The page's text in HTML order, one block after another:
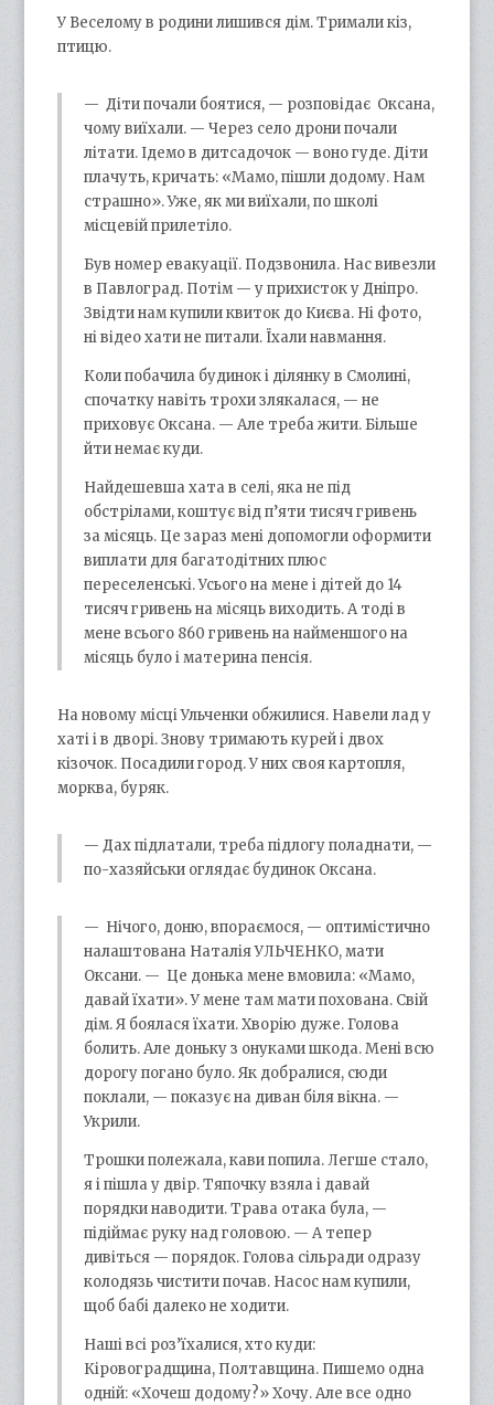
У Веселому в родини лишився дім. Тримали кіз,
птицю.
— Діти почали боятися, — розповідає Оксана,
чому виїхали. — Через село дрони почали
літати. Ідемо в дитсадочок — воно гуде. Діти
плачуть, кричать: «Мамо, пішли додому. Нам
страшно». Уже, як ми виїхали, по школі
місцевій прилетіло.
Був номер евакуації. Подзвонила. Нас вивезли
в Павлоград. Потім — у прихисток у Дніпро.
Звідти нам купили квиток до Києва. Ні фото,
ні відео хати не питали. Їхали навмання.
Коли побачила будинок і ділянку в Смолині,
спочатку навіть трохи злякалася, — не
приховує Оксана. — Але треба жити. Більше
йти немає куди.
Найдешевша хата в селі, яка не під
обстрілами, коштує від п’яти тисяч гривень
за місяць. Це зараз мені допомогли оформити
виплати для багатодітних плюс
переселенські. Усього на мене і дітей до 14
тисяч гривень на місяць виходить. А тоді в
мене всього 860 гривень на найменшого на
місяць було і материна пенсія.
На новому місці Ульченки обжилися. Навели лад у
хаті і в дворі. Знову тримають курей і двох
кізочок. Посадили город. У них своя картопля,
морква, буряк.
— Дах підлатали, треба підлогу поладнати, —
по-хазяйськи оглядає будинок Оксана.
— Нічого, доню, впораємося, — оптимістично
налаштована Наталія УЛЬЧЕНКО, мати
Оксани. — Це донька мене вмовила: «Мамо,
давай їхати». У мене там мати похована. Свій
дім. Я боялася їхати. Хворію дуже. Голова
болить. Але доньку з онуками шкода. Мені всю
дорогу погано було. Як добралися, сюди
поклали, — показує на диван біля вікна. —
Укрили.
Трошки полежала, кави попила. Легше стало,
я і пішла у двір. Тяпочку взяла і давай
порядки наводити. Трава отака була, —
підіймає руку над головою. — А тепер
дивіться — порядок. Голова сільради одразу
колодязь чистити почав. Насос нам купили,
щоб бабі далеко не ходити.
Наші всі роз’їхалися, хто куди:
Кіровоградщина, Полтавщина. Пишемо одна
одній: «Хочеш додому?» Хочу. Але все одно